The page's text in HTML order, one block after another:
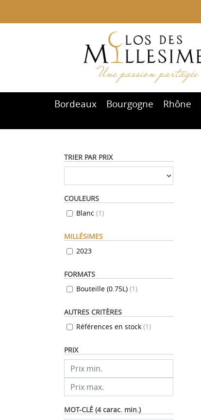
Bordeaux Bourgogne Rhône
TRIER PAR PRIX
COULEURS
Blanc (1)
MILLÉSIMES
2023
FORMATS
Bouteille (0.75L) (1)
AUTRES CRITÈRES
Références en stock (1)
PRIX
MOT-CLÉ (4 carac. min.)